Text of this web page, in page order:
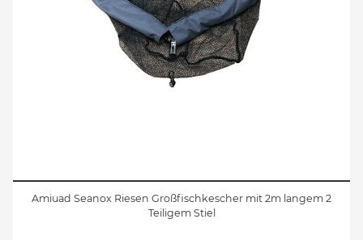
Amiuad Seanox Riesen Großfischkescher mit 2m langem 2
Teiligem Stiel